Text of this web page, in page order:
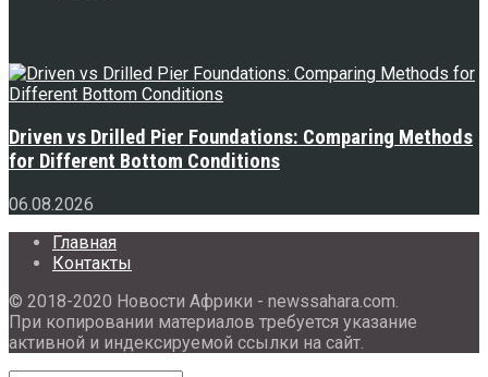
Driven vs Drilled Pier Foundations: Comparing Methods
for Different Bottom Conditions
06.08.2026
Главная
Контакты
© 2018-2020 Новости Африки - newssahara.com.
При копировании материалов требуется указание
активной и индексируемой ссылки на сайт.